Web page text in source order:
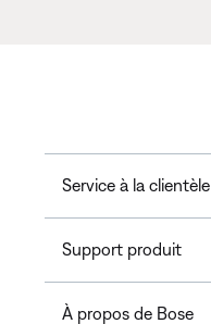
Service à la clientèle
Support produit
À propos de Bose